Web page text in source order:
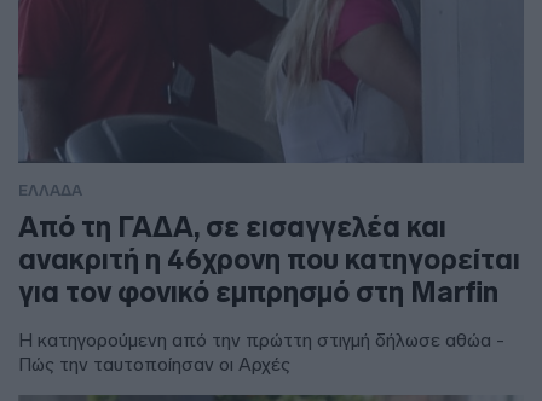
ΕΛΛΑΔΑ
Από τη ΓΑΔΑ, σε εισαγγελέα και
ανακριτή η 46χρονη που κατηγορείται
για τον φονικό εμπρησμό στη Marfin
Η κατηγορούμενη από την πρώττη στιγμή δήλωσε αθώα -
Πώς την ταυτοποίησαν οι Αρχές